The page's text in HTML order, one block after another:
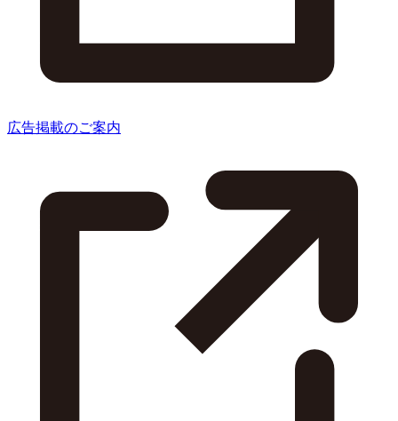
広告掲載のご案内